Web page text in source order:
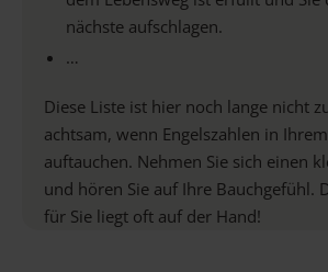
nächste aufschlagen.
…
Diese Liste ist hier noch lange nicht
achtsam, wenn Engelszahlen in
auftauchen. Nehmen Sie sich einen
und hören Sie auf Ihre Bauchgefühl.
für Sie liegt oft auf der Hand!